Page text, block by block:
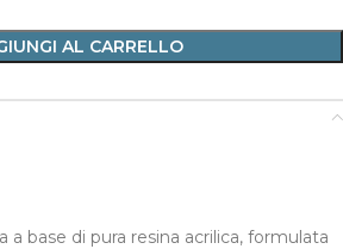
AL CARRELLO
a base di pura resina acrilica, formulata